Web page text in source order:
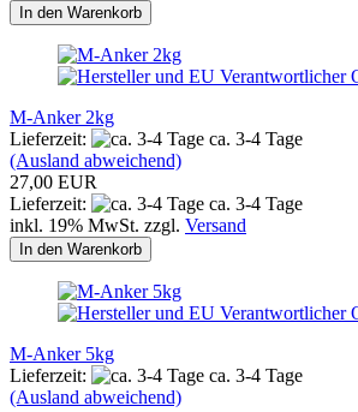
In den Warenkorb
M-Anker 2kg
Lieferzeit:
ca. 3-4 Tage
(Ausland abweichend)
27,00 EUR
Lieferzeit:
ca. 3-4 Tage
inkl. 19% MwSt. zzgl. Versand
In den Warenkorb
M-Anker 5kg
Lieferzeit:
ca. 3-4 Tage
(Ausland abweichend)